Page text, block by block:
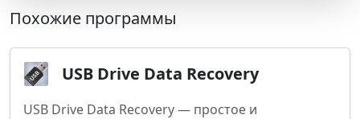
Похожие программы
USB Drive Data Recovery
USB Drive Data Recovery — простое и